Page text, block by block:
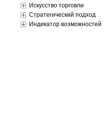
Искусство торговли
Стратегический подход
Индикатор возможностей